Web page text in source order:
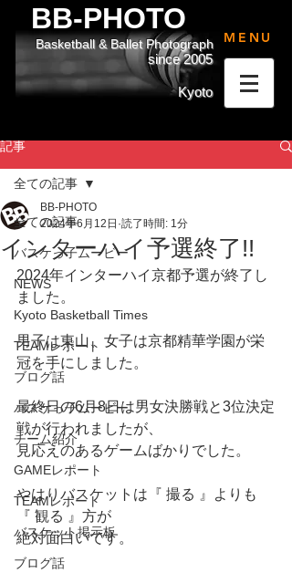
BB-PHOTO
since 2005
Basketball & Ballet Photograph
Kyoto
MENU
記事
全ての記事
バスケっ子ムービー
NEWS
Kyoto Basketball Times
TEAMレポート
ブログ話
バスケっ子ムービー
チーム紹介
GAMEレポート
TEAMレポート
バスケット掲示板
ブログ話
全ての記事
インターハイ予選終了!!
BB-PHOTO
2024年6月12日 読了時間: 1分
2024年インターハイ京都予選が終了し
ました。
男子は東山、女子は京都精華学園が栄
冠を手にしました。
最終日の6月8日は男女決勝戦と3位決定
戦が行われましたが、
見応えのあるゲームばかりでした。
やはりバスケットは『 撮る 』よりも
『 観る 』方が
絶対面白いです。